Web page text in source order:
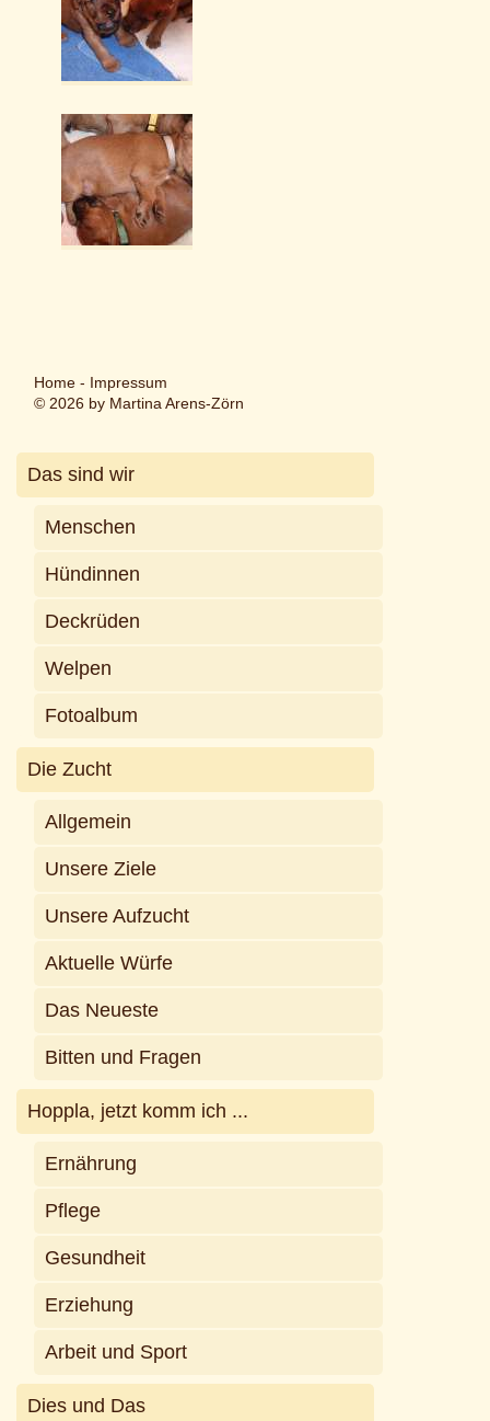
Home- Impressum
© 2026 by Martina Arens-Zörn
Das sind wir
Menschen
Hündinnen
Deckrüden
Welpen
Fotoalbum
Die Zucht
Allgemein
Unsere Ziele
Unsere Aufzucht
Aktuelle Würfe
Das Neueste
Bitten und Fragen
Hoppla, jetzt komm ich ...
Ernährung
Pflege
Gesundheit
Erziehung
Arbeit und Sport
Dies und Das